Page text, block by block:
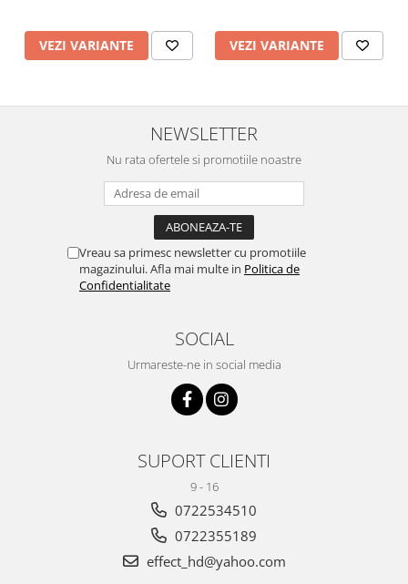
VEZI VARIANTE VEZI VARIANTE
NEWSLETTER
Nu rata ofertele si promotiile noastre
Vreau sa primesc newsletter cu promotiile
magazinului. Afla mai multe in Politica de
Confidentialitate
SOCIAL
Urmareste-ne in social media
SUPORT CLIENTI
9 - 16
0722534510
0722355189
effect_hd@yahoo.com